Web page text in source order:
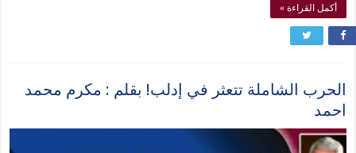
أكمل القراءة »
الحرب الشاملة تتعثر في إدلب! بقلم : مكرم محمد
احمد